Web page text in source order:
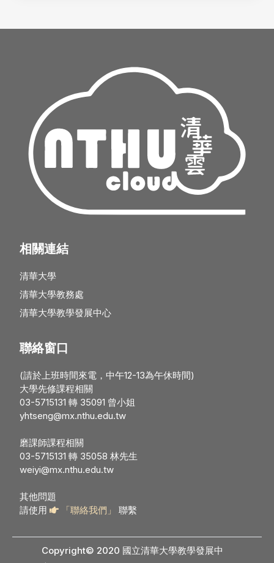
相關連結
清華大學
清華大學教務處
清華大學教學發展中心
聯絡窗口
(請於上班時間來電，中午12-13為午休時間)
大學先修課程相關
03-5715131 轉 35091 曾小姐
yhtseng@mx.nthu.edu.tw
磨課師課程相關
03-5715131 轉 35058 林先生
weiyi@mx.nthu.edu.tw
其他問題
請使用
「聯絡我們」 聯繫
Copyright© 2020 國立清華大學教學發展中